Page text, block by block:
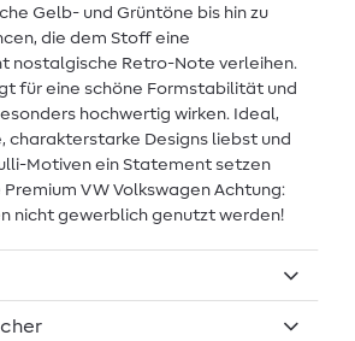
Gelb- und Grüntöne bis hin zu
die dem Stoff eine
nostalgische Retro-Note verleihen.
für eine schöne Formstabilität und
hochwertig wirken. Ideal,
charakterstarke Designs liebst und
Motiven ein Statement setzen
VW Volkswagen Achtung:
nicht gewerblich genutzt werden!